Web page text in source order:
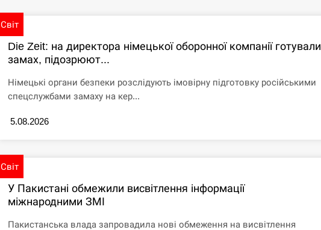
Світ
Die Zeit: на директора німецької оборонної компанії готували
замах, підозрюют...
Німецькі органи безпеки розслідують імовірну підготовку російськими
спецслужбами замаху на кер...
5.08.2026
Світ
У Пакистані обмежили висвітлення інформації
міжнародними ЗМІ
Пакистанська влада запровадила нові обмеження на висвітлення